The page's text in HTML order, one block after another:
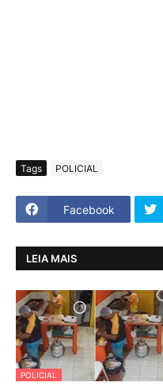
Tags POLICIAL
Facebook
LEIA MAIS
POLICIAL